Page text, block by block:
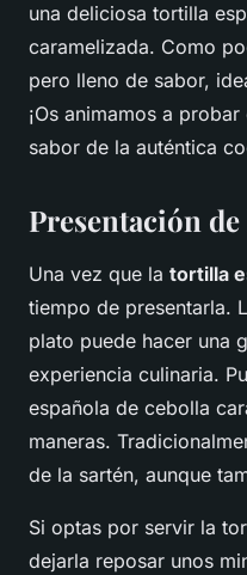
una deliciosa tortilla
caramelizada. Como
pero lleno de sabor,
¡Os animamos a
sabor de la auténtica
Presentación
Una vez que la tortilla
tiempo de presentarla.
plato puede hacer una
experiencia culinaria.
española de cebolla
maneras.
de la sartén, aunque
Si optas por servir la
dejarla reposar unos